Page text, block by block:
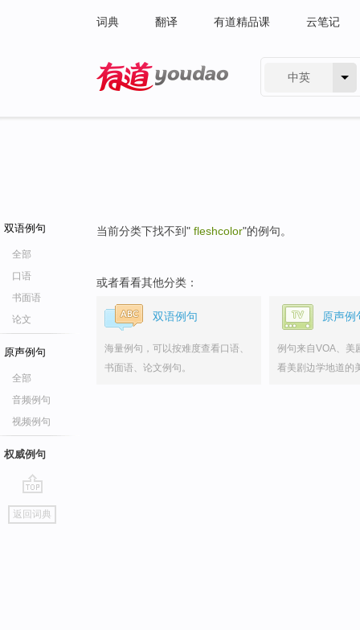
词典 翻译 有道精品课 云笔记
中英
双语例句
全部
口语
书面语
论文
原声例句
全部
音频例句
视频例句
权威例句
go
top
返回词典
当前分类下找不到" fleshcolor"的例句。
或者看看其他分类：
双语例句
海量例句，可以按难度查看口语、
书面语、论文例句。
原声例
例句来自VOA、美
看美剧边学地道的